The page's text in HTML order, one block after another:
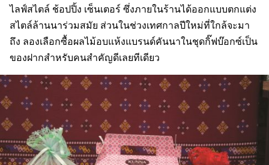
ไลฟ์สไตล์ ช้อปปิ้ง เซ็นเตอร์ ซึ่งภายในร้านได้ออกแบบตกแต่ง
สไตล์ล้านนาร่วมสมัย ส่วนในช่วงเทศกาลปีใหม่ที่ใกล้จะมา
ถึง ลองเลือกซื้อผลไม้อบแห้งแบรนด์คันนาในชุดกิ๊ฟบ๊อกซ์เป็น
ของฝากสำหรับคนสำคัญดีเลยทีเดียว